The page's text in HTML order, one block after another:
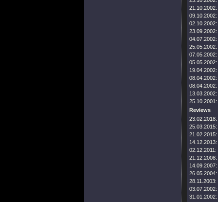
21.10.2002:
09.10.2002:
02.10.2002:
23.09.2002:
04.07.2002:
25.05.2002:
07.05.2002:
05.05.2002:
19.04.2002:
08.04.2002:
08.04.2002:
13.03.2002:
25.10.2001:
Reviews
23.02.2018:
25.03.2015:
21.02.2015:
14.12.2013:
02.12.2011:
21.12.2008:
14.09.2007:
26.05.2004:
28.11.2003:
03.07.2002:
31.01.2002: